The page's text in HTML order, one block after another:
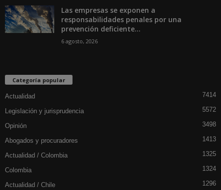
Las empresas se exponen a
responsabilidades penales por una
prevención deficiente...
6 agosto, 2026
Categoría popular
Actualidad 7414
Legislación y jurisprudencia 5572
Opinión 3498
Abogados y procuradores 1413
Actualidad / Colombia 1325
Colombia 1324
Actualidad / Chile 1296